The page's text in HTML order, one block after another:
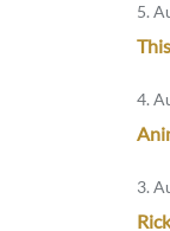
5.
4.
3.